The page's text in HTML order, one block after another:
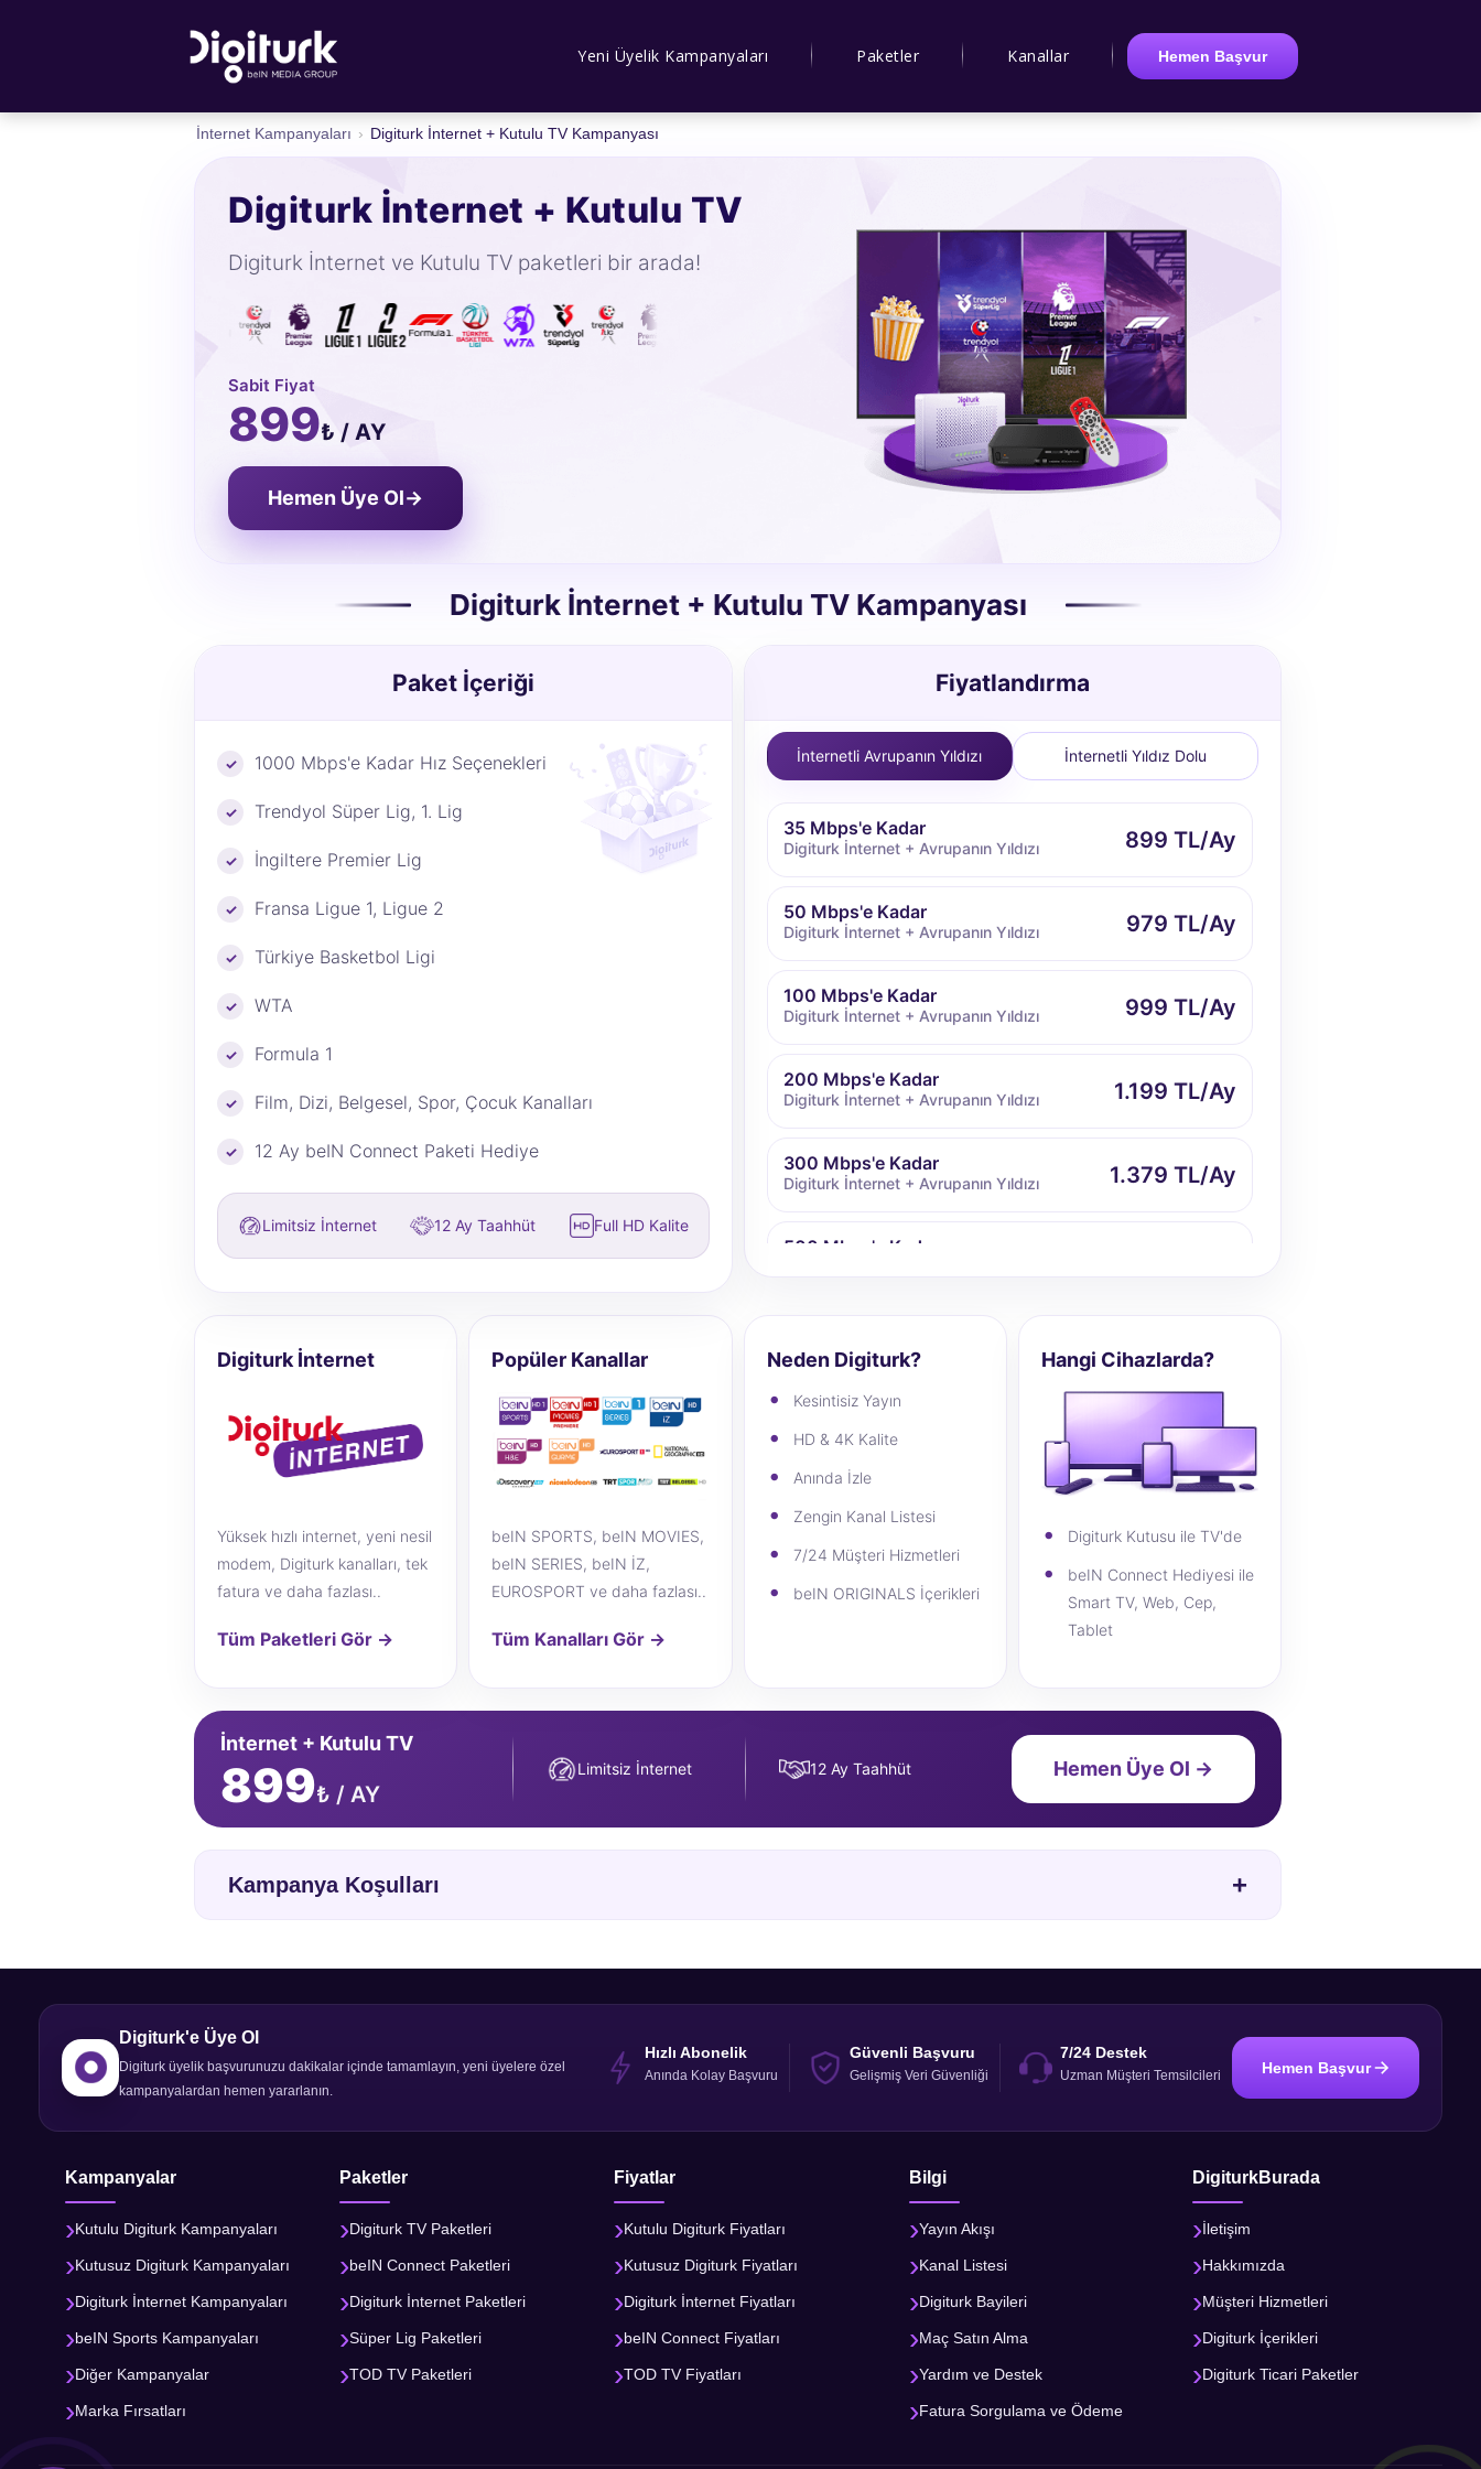
Yeni Üyelik Kampanyaları Paketler Kanallar Hemen Başvur
İnternet Kampanyaları › Digiturk İnternet + Kutulu TV Kampanyası
Digiturk İnternet + Kutulu TV
Digiturk İnternet ve Kutulu TV paketleri bir arada!
Sabit Fiyat
899₺ / AY
Hemen Üye Ol→
Digiturk İnternet + Kutulu TV Kampanyası
Paket İçeriği
1000 Mbps'e Kadar Hız Seçenekleri
Trendyol Süper Lig, 1. Lig
İngiltere Premier Lig
Fransa Ligue 1, Ligue 2
Türkiye Basketbol Ligi
WTA
Formula 1
Film, Dizi, Belgesel, Spor, Çocuk Kanalları
12 Ay beIN Connect Paketi Hediye
Limitsiz İnternet 12 Ay Taahhüt Full HD Kalite
Fiyatlandırma
İnternetli Avrupanın Yıldızı İnternetli Yıldız Dolu
35 Mbps'e Kadar
Digiturk İnternet + Avrupanın Yıldızı 899 TL/Ay
50 Mbps'e Kadar
Digiturk İnternet + Avrupanın Yıldızı 979 TL/Ay
100 Mbps'e Kadar
Digiturk İnternet + Avrupanın Yıldızı 999 TL/Ay
200 Mbps'e Kadar
Digiturk İnternet + Avrupanın Yıldızı 1.199 TL/Ay
300 Mbps'e Kadar
Digiturk İnternet + Avrupanın Yıldızı 1.379 TL/Ay
500 Mbps'e Kadar
Digiturk İnternet + Avrupanın Yıldızı
1000 Mbps'e Kadar
Digiturk İnternet + Avrupanın Yıldızı 1.779 TL/Ay
Digiturk İnternet
Yüksek hızlı internet, yeni nesil
modem, Digiturk kanalları, tek
fatura ve daha fazlası..
Tüm Paketleri Gör →
Popüler Kanallar
beIN SPORTS, beIN MOVIES,
beIN SERIES, beIN İZ,
EUROSPORT ve daha fazlası..
Tüm Kanalları Gör →
Neden Digiturk?
Kesintisiz Yayın
HD & 4K Kalite
Anında İzle
Zengin Kanal Listesi
7/24 Müşteri Hizmetleri
beIN ORIGINALS İçerikleri
Hangi Cihazlarda?
Digiturk Kutusu ile TV'de
beIN Connect Hediyesi ile
Smart TV, Web, Cep,
Tablet
İnternet + Kutulu TV
899₺ / AY
Limitsiz İnternet 12 Ay Taahhüt Hemen Üye Ol →
Kampanya Koşulları +
Dış kurulum hizmeti ücreti peşin 2520 TL veya 12 ay aylık 210 TL taksitle ödenebilir.
Kampanyaya başvurmak için
Kampanya fiyatlarına modem dahil değildir. Modem kullanım ücreti aylık 90 TL’dir.
Tüm Fiyatları PDF olarak indirmek için tıklayınız.
Digiturk kanal veya paket içeriğini değiştirme hakkını saklı tutar.
Digiturk'e Üye Ol
Digiturk üyelik başvurunuzu dakikalar içinde tamamlayın, yeni üyelere özel
kampanyalardan hemen yararlanın.
Hızlı Abonelik
Anında Kolay Başvuru
Güvenli Başvuru
Gelişmiş Veri Güvenliği
7/24 Destek
Uzman Müşteri Temsilcileri Hemen Başvur
Kampanyalar
Kutulu Digiturk Kampanyaları
Kutusuz Digiturk Kampanyaları
Digiturk İnternet Kampanyaları
beIN Sports Kampanyaları
Diğer Kampanyalar
Marka Fırsatları
Paketler
Digiturk TV Paketleri
beIN Connect Paketleri
Digiturk İnternet Paketleri
Süper Lig Paketleri
TOD TV Paketleri
Fiyatlar
Kutulu Digiturk Fiyatları
Kutusuz Digiturk Fiyatları
Digiturk İnternet Fiyatları
beIN Connect Fiyatları
TOD TV Fiyatları
Bilgi
Yayın Akışı
Kanal Listesi
Digiturk Bayileri
Maç Satın Alma
Yardım ve Destek
Fatura Sorgulama ve Ödeme
DigiturkBurada
İletişim
Hakkımızda
Müşteri Hizmetleri
Digiturk İçerikleri
Digiturk Ticari Paketler